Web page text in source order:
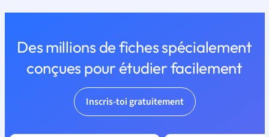
Des millions de fiches spécialement
conçues pour étudier facilement
Inscris-toi gratuitement